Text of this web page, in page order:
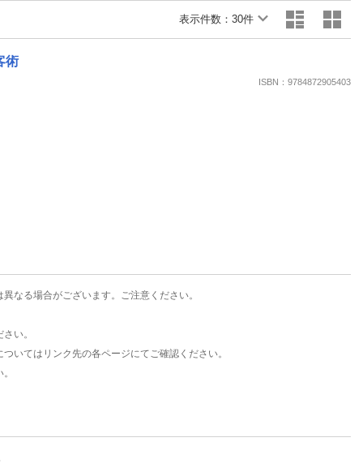
動画配信ガイド
表示件数： 30件
術
ISBN：9784872905403
なる場合がございます。ご注意ください。
い。
いてはリンク先の各ページにてご確認ください。